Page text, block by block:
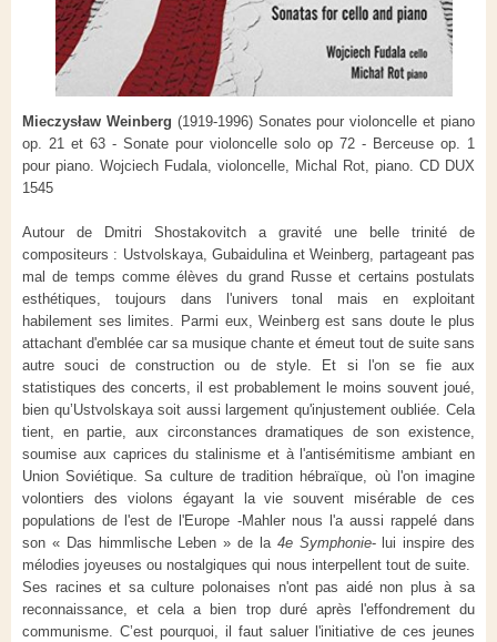
Mieczysław Weinberg (1919-1996) Sonates pour violoncelle et piano
op. 21 et 63 - Sonate pour violoncelle solo op 72 - Berceuse op. 1
pour piano. Wojciech Fudala, violoncelle, Michal Rot, piano. CD DUX
1545
Autour de Dmitri Shostakovitch a gravité une belle trinité de
compositeurs : Ustvolskaya, Gubaidulina et Weinberg, partageant pas
mal de temps comme élèves du grand Russe et certains postulats
esthétiques, toujours dans l'univers tonal mais en exploitant
habilement ses limites. Parmi eux, Weinberg est sans doute le plus
attachant d'emblée car sa musique chante et émeut tout de suite sans
autre souci de construction ou de style. Et si l'on se fie aux
statistiques des concerts, il est probablement le moins souvent joué,
bien qu’Ustvolskaya soit aussi largement qu'injustement oubliée. Cela
tient, en partie, aux circonstances dramatiques de son existence,
soumise aux caprices du stalinisme et à l'antisémitisme ambiant en
Union Soviétique. Sa culture de tradition hébraïque, où l'on imagine
volontiers des violons égayant la vie souvent misérable de ces
populations de l'est de l'Europe -Mahler nous l'a aussi rappelé dans
son « Das himmlische Leben » de la 4e Symphonie- lui inspire des
mélodies joyeuses ou nostalgiques qui nous interpellent tout de suite.
Ses racines et sa culture polonaises n'ont pas aidé non plus à sa
reconnaissance, et cela a bien trop duré après l'effondrement du
communisme. C’est pourquoi, il faut saluer l'initiative de ces jeunes